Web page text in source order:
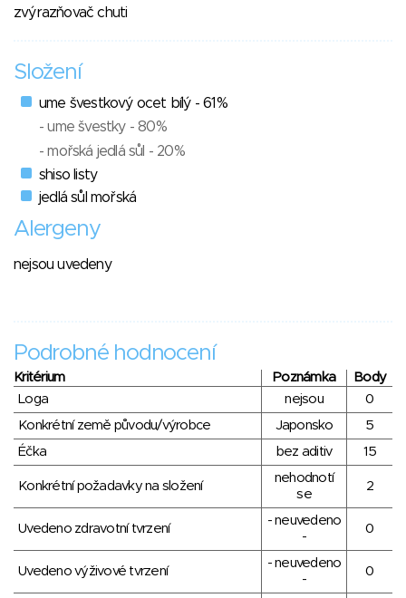
zvýrazňovač chuti
Složení
ume švestkový ocet bílý - 61%
- ume švestky - 80%
- mořská jedlá sůl - 20%
shiso listy
jedlá sůl mořská
Alergeny
nejsou uvedeny
Podrobné hodnocení
Kritérium Poznámka
Body
Loga
nejsou
0
Konkrétní země původu/výrobce
Japonsko
5
Éčka
bez aditiv 15
Konkrétní požadavky na složení
nehodnotí
se
2
Uvedeno zdravotní tvrzení
- neuvedeno
-
0
Uvedeno výživové tvrzení
- neuvedeno
-
0